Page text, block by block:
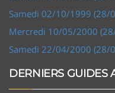
Samedi 02/10/1999 (28/
Mercredi 10/05/2000
Samedi 22/04/2000 (28/
DERNIERS GUIDES